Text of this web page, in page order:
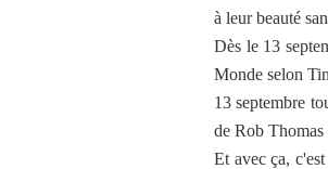
à leur beauté
Dès le 13
Monde selon
13 septembre
de Rob
Et avec ça,